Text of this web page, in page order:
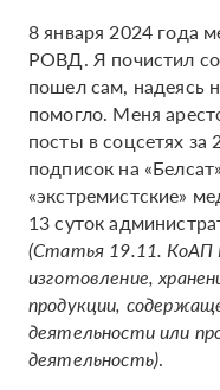
8 января 2024 года
РОВД. Я почистил
пошел сам, надеясь
помогло. Меня
посты в соцсетях за
подписок на
«экстремистские»
13 суток
(Статья 19.11. КоАП
изготовление,
продукции,
деятельности или
деятельность).